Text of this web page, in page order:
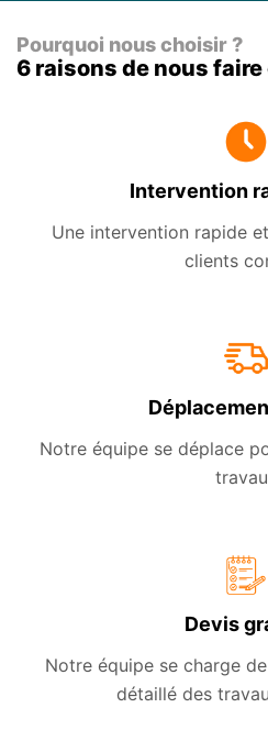
Pourquoi nous choisir ?
6 raisons de nous
Intervention
Une intervention rapide
clients
Notre équipe se déplace
Devis
Notre équipe se charge
détaillé des